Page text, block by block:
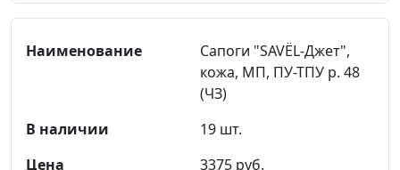
Сапоги "SAVЁL-Джет",
кожа, МП, ПУ-ТПУ р. 48
(ЧЗ)
19 шт.
3375 руб.